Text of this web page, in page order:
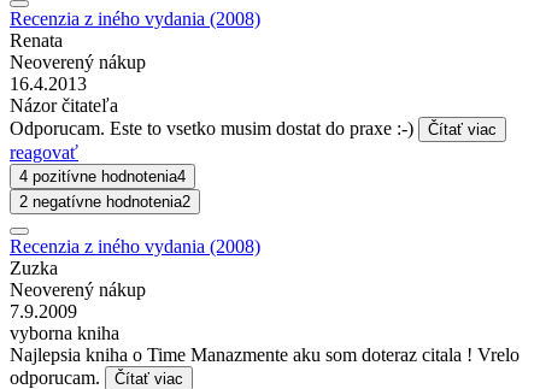
Recenzia z iného vydania (2008)
Renata
Neoverený nákup
16.4.2013
Názor čitateľa
Odporucam. Este to vsetko musim dostat do praxe :-)
Čítať viac
reagovať
4 pozitívne hodnotenia4
2 negatívne hodnotenia2
Recenzia z iného vydania (2008)
Zuzka
Neoverený nákup
7.9.2009
vyborna kniha
Najlepsia kniha o Time Manazmente aku som doteraz citala ! Vrelo
odporucam.
Čítať viac